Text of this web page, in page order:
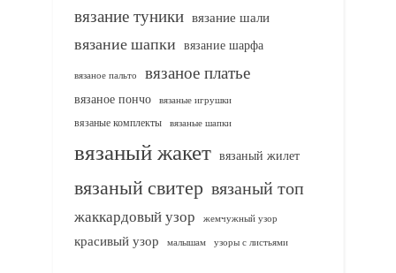
вязание туники вязание шали
вязание шапки вязание шарфа
вязаное пальто вязаное платье
вязаное пончо вязаные игрушки
вязаные комплекты
вязаные шапки
вязаный жакет вязаный жилет
вязаный свитер вязаный топ
жаккардовый узор жемчужный узор
красивый узор малышам узоры с листьями